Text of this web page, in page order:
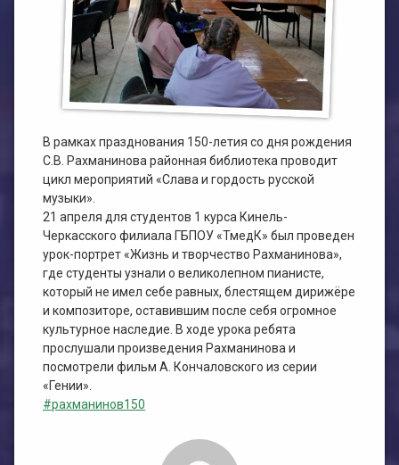
План работы филиала №1
План работы филиала №2
ЭЛЕКТРОННЫЙ КАТАЛОГ
В рамках празднования 150-летия со дня рождения
С.В. Рахманинова районная библиотека проводит
цикл мероприятий «Слава и гордость русской
музыки».
21 апреля для студентов 1 курса Кинель-
Черкасского филиала ГБПОУ «ТмедК» был проведен
урок-портрет «Жизнь и творчество Рахманинова»,
где студенты узнали о великолепном пианисте,
который не имел себе равных, блестящем дирижёре
и композиторе, оставившим после себя огромное
культурное наследие. В ходе урока ребята
прослушали произведения Рахманинова и
посмотрели фильм А. Кончаловского из серии
«Гении».
#рахманинов150